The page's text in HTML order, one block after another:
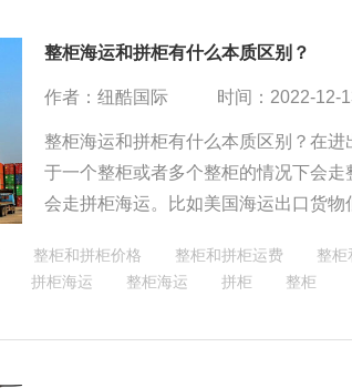
整柜海运和拼柜有什么本质区别？
作者：纽酷国际 时间：2022-12-
整柜海运和拼柜有什么本质区别？在
于一个整柜或者多个整柜的情况下会
会走拼柜海运。比如美国海运出口货
整柜和拼柜价格 整柜和拼柜运费 整柜
拼柜海运 整柜海运 拼柜 整柜